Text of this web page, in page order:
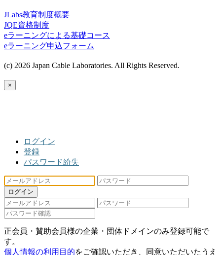
JLabs教育制度概要
JQE資格制度
eラーニングによる基礎コース
eラーニング申込フォーム
(c) 2026 Japan Cable Laboratories. All Rights Reserved.
×
ログイン
登録
パスワード紛失
ログイン
正会員・賛助会員様の企業・団体ドメインのみ登録可能で
す。
個人情報の利用目的をご確認いただき、同意いただいたうえ